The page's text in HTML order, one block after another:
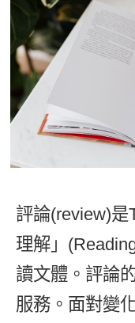
IELTS 雅思
GEPT 全民
TOEFL 托福
自然發音
英文聽力養成
旅遊英文
基礎字彙
英文文法技巧
英文寫作
TED Talks
特色課程
主題課程
英語俱樂部
ECAM
Let's Talk
線上真人
日語
韓語
外語即時通
兒童美語
更多
一對一家教
點讀筆教材
數位學習教
影音學英文
英文能力測驗
學員故事
學員讚出來
活動花絮
校園贊助
企業服務
Recruiting
評論(review)
理解」
讀文體。評論
服務。面對變